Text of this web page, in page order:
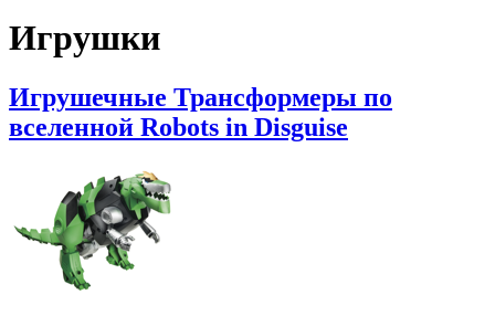
Игрушки
Игрушечные Трансформеры по
вселенной Robots in Disguise